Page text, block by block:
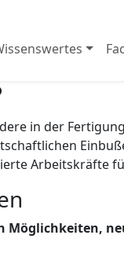
in der
Arbeitskräfte